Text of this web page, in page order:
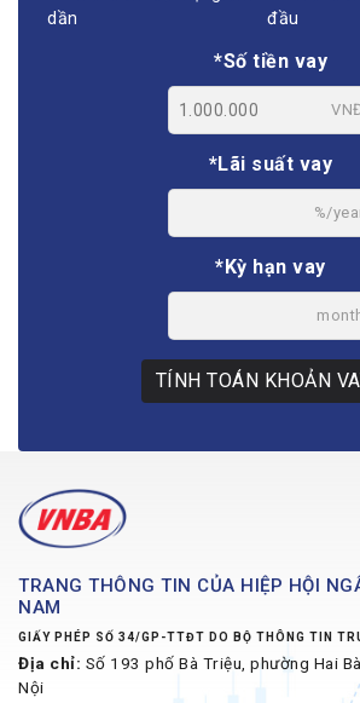
dần
đầu
*Số tiền vay
*Lãi suất vay
%/
*Kỳ hạn vay
TÍNH TOÁN KHOẢN
TRANG THÔNG TIN CỦA HIỆP HỘI
NAM
GIẤY PHÉP SỐ 34/GP-TTĐT DO BỘ THÔNG TIN
Địa chỉ: Số 193 phố Bà Triệu, phường Hai
Nội